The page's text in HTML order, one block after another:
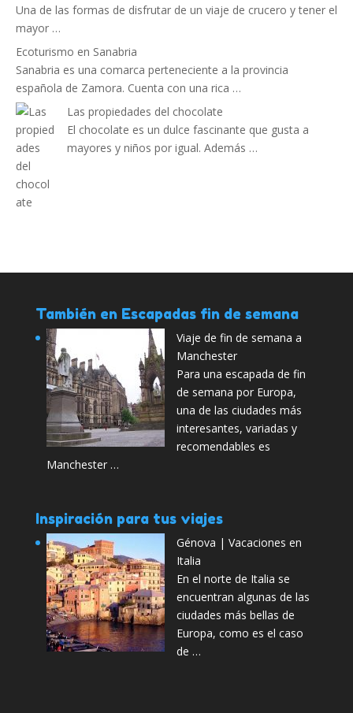
Una de las formas de disfrutar de un viaje de crucero y tener el
mayor …
Ecoturismo en Sanabria
Sanabria es una comarca perteneciente a la provincia
española de Zamora. Cuenta con una rica …
Las propiedades del chocolate
El chocolate es un dulce fascinante que gusta a
mayores y niños por igual. Además …
También en Escapadas fin de semana
Viaje de fin de semana a
Manchester
Para una escapada de fin
de semana por Europa,
una de las ciudades más
interesantes, variadas y
recomendables es
Manchester …
Inspiración para tus viajes
Génova | Vacaciones en
Italia
En el norte de Italia se
encuentran algunas de las
ciudades más bellas de
Europa, como es el caso
de …